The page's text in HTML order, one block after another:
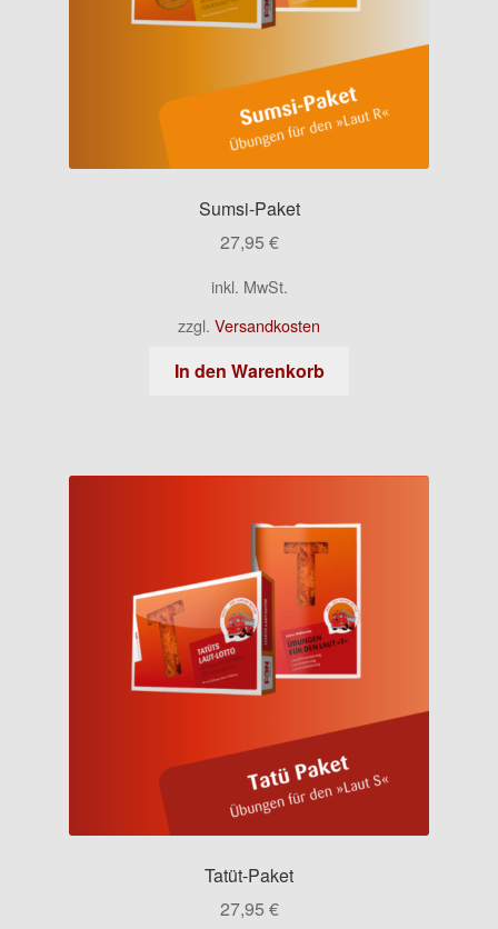
Sumsi-Paket
27,95 €
inkl. MwSt.
zzgl. Versandkosten
In den Warenkorb
Tatüt-Paket
27,95 €